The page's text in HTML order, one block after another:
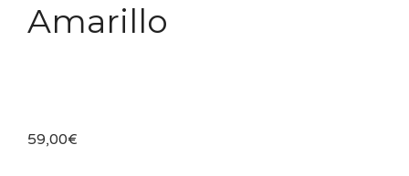
Amarillo
59,00€